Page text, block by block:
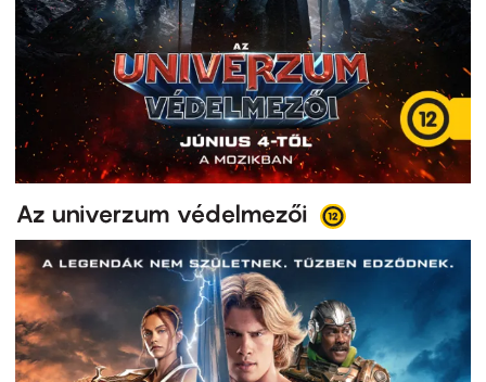
Az univerzum védelmezői